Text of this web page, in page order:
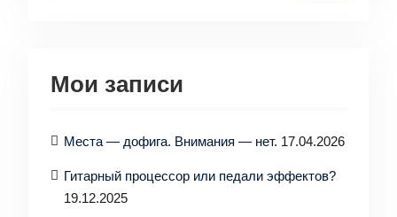
Мои записи
Места — дофига. Внимания — нет. 17.04.2026
Гитарный процессор или педали эффектов?
19.12.2025